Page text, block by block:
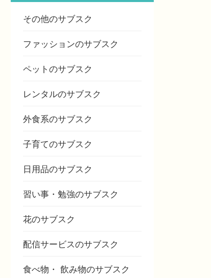
その他のサブスク
ファッションのサブスク
ペットのサブスク
レンタルのサブスク
外食系のサブスク
子育てのサブスク
日用品のサブスク
習い事・勉強のサブスク
花のサブスク
配信サービスのサブスク
食べ物・ 飲み物のサブスク